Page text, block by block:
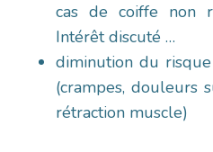
cas de coiffe non
Intérêt discuté …
diminution du
(crampes, douleurs
rétraction muscle)